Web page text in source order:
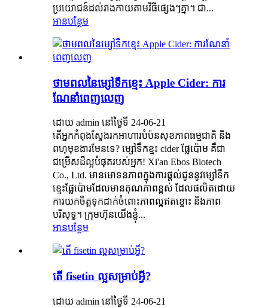
ប្រយោជន៍ដល់រាងកាយតាមវិធីផ្សេងៗគ្នា។ ជា...
អានបន្ថែម
ថាមពលនៃម្សៅទឹកខ្មេះ Apple Cider: ការ
ណែនាំពេញលេញ
ដោយ admin នៅថ្ងៃទី 24-06-21
តើអ្នកកំពុងស្វែងរកអាហារបំប៉នសុខភាពធម្មជាតិ និង
ពហុមុខងារមែនទេ? ម្សៅទឹកខ្មះ cider ផ្លែប៉ោម គឺជា
ជម្រើសដ៏ល្អបំផុតរបស់អ្នក! Xi'an Ebos Biotech
Co., Ltd. មានមោទនភាពក្នុងការផ្តល់ជូននូវម្សៅទឹក
ខ្មេះផ្លែប៉ោមដែលមានគុណភាពខ្ពស់ ដែលផលិតដោយ
ការយកចិត្តទុកដាក់ចំពោះភាពល្អឥតខ្ចោះ និងភាព
បរិសុទ្ធ។ ក្រុមហ៊ុនយើងខ្ញុំ...
អានបន្ថែម
តើ fisetin ល្អសម្រាប់អ្វី?
ដោយ admin នៅថ្ងៃទី 24-06-21